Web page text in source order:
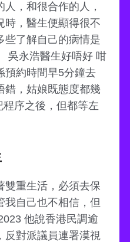
，和很合作的人，
時，醫生便顯得很不
些了解自己的病情是
吳永浩醫生好唔好 咁
預約時間早5分鐘去
錯，姑娘既態度都幾
序之後，但都等左
雙重生活，必須去保
我自己也不相信，但
他說香港民調逾
反對派議員連署漠視